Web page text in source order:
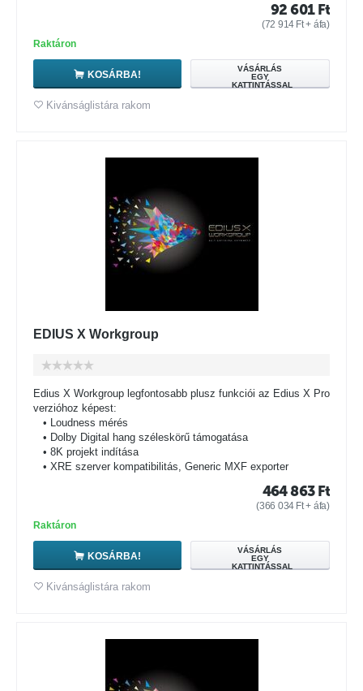
92 601 Ft
(72 914 Ft+ áfa)
Raktáron
KOSÁRBA!
VÁSÁRLÁS
EGY
KATTINTÁSSAL
Kivánságlistára rakom
EDIUS X Workgroup
Edius X Workgroup legfontosabb plusz funkciói az Edius X Pro
verzióhoz képest:
• Loudness mérés
• Dolby Digital hang széleskörű támogatása
• 8K projekt indítása
• XRE szerver kompatibilitás, Generic MXF exporter
464 863 Ft
(366 034 Ft+ áfa)
Raktáron
KOSÁRBA!
VÁSÁRLÁS
EGY
KATTINTÁSSAL
Kivánságlistára rakom